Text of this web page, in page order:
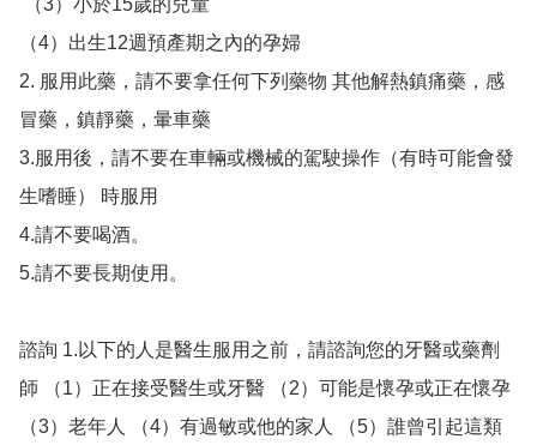
（4）出生12週預產期之內的孕婦
2. 服用此藥，請不要拿任何下列藥物 其他解熱鎮痛藥，感
冒藥，鎮靜藥，暈車藥
3.服用後，請不要在車輛或機械的駕駛操作（有時可能會發
生嗜睡） 時服用
4.請不要喝酒。
5.請不要長期使用。
諮詢 1.以下的人是醫生服用之前，請諮詢您的牙醫或藥劑
師 （1）正在接受醫生或牙醫 （2）可能是懷孕或正在懷孕
（3）老年人 （4）有過敏或他的家人 （5）誰曾引起這類